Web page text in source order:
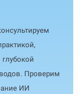
Проверим
ИИ